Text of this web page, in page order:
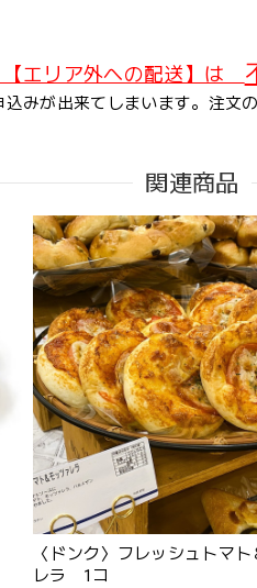
エリア外への配送】は
みが出来てしまいます。注文
関連商品
〈ドンク〉フレッシュトマト
レラ 1コ